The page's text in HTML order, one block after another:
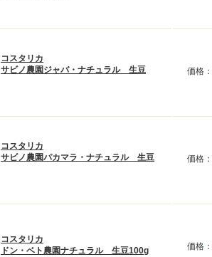
コスタリカ
サビノ農園ジャバ・ナチュラル 生豆
価格：
コスタリカ
サビノ農園パカマラ・ナチュラル 生豆
価格：
コスタリカ
ドン・ベト農園ナチュラル 生豆100g
価格：